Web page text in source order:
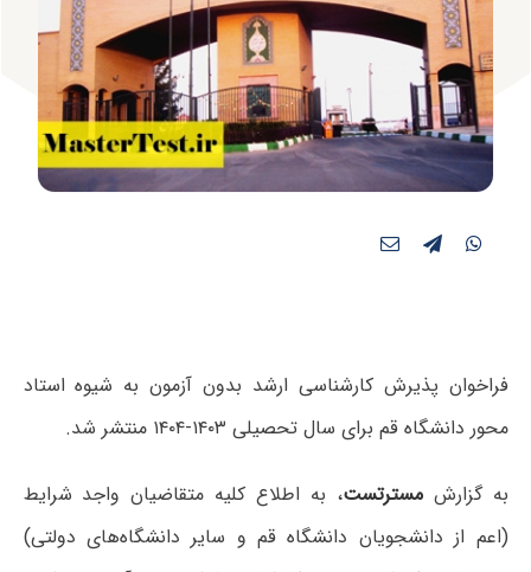
فراخوان پذیرش کارشناسی ارشد بدون آزمون به شیوه استاد
محور دانشگاه قم برای سال تحصیلی ۱۴۰۳-۱۴۰۴ منتشر شد.
به گزارشمسترتست، به اطلاع کلیه متقاضیان واجد شرایط
(اعم از دانشجویان دانشگاه قم و سایر دانشگاه‌های دولتی)